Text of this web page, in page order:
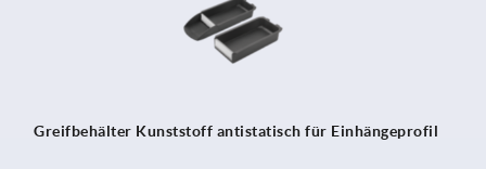
Greifbehälter Kunststoff antistatisch für Einhängeprofil